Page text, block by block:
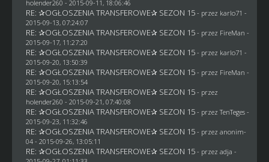
holender260 - 2015-09-11, 18:06:46
RE: ✰OGŁOSZENIA TRANSFEROWE✰ SEZON 15 - przez karlo71 -
2015-09-13, 07:24:07
RE: ✰OGŁOSZENIA TRANSFEROWE✰ SEZON 15 - przez FireMan -
2015-09-17, 11:27:20
RE: ✰OGŁOSZENIA TRANSFEROWE✰ SEZON 15 - przez karlo71 -
2015-09-20, 13:50:39
RE: ✰OGŁOSZENIA TRANSFEROWE✰ SEZON 15 - przez FireMan -
2015-09-20, 15:13:54
RE: ✰OGŁOSZENIA TRANSFEROWE✰ SEZON 15 - przez
holender260 - 2015-09-21, 07:40:08
RE: ✰OGŁOSZENIA TRANSFEROWE✰ SEZON 15 - przezTenTeges-
2015-09-23, 11:32:46
RE: ✰OGŁOSZENIA TRANSFEROWE✰ SEZON 15 - przez anonim-
04- 2015-09-26, 13:05:11
RE: ✰OGŁOSZENIA TRANSFEROWE✰ SEZON 15 - przez adja -